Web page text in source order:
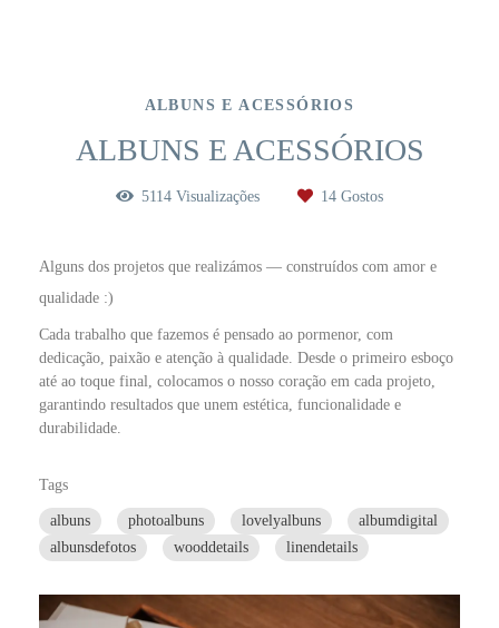
ALBUNS E ACESSÓRIOS
ALBUNS E ACESSÓRIOS
5114 Visualizações 14 Gostos
Alguns dos projetos que realizámos — construídos com amor e
qualidade :)
Cada trabalho que fazemos é pensado ao pormenor, com
dedicação, paixão e atenção à qualidade. Desde o primeiro esboço
até ao toque final, colocamos o nosso coração em cada projeto,
garantindo resultados que unem estética, funcionalidade e
durabilidade.
Tags
albuns photoalbuns lovelyalbuns
albumdigital
albunsdefotos
wooddetails linendetails